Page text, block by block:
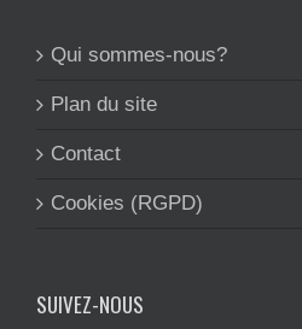
Qui sommes-nous?
Plan du site
Contact
Cookies (RGPD)
SUIVEZ-NOUS